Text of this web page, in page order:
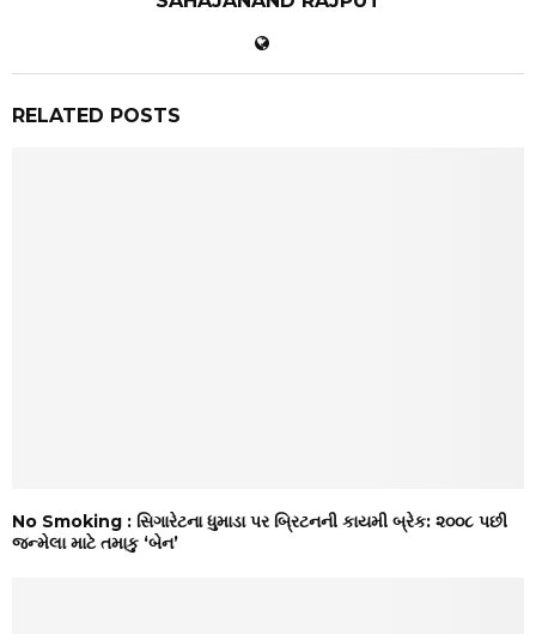
RELATED POSTS
No Smoking : સિગારેટના ધુમાડા પર બ્રિટનની કાયમી બ્રેક: ૨૦૦૮ પછી
જન્મેલા માટે તમાકુ ‘બેન’